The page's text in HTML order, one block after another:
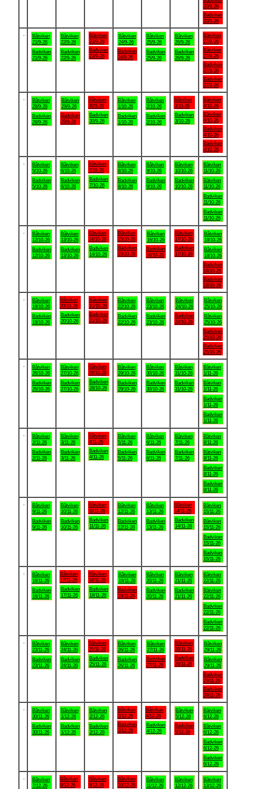
20/9-26
Badviken
20/9-26
Båtviken
21/9-26
Badviken
21/9-26
Båtviken
22/9-26
Badviken
22/9-26
Båtviken
23/9-26
Badviken
23/9-26
Båtviken
24/9-26
Badviken
24/9-26
Båtviken
25/9-26
Badviken
25/9-26
Båtviken
26/9-26
Badviken
26/9-26
Båtviken
27/9-26
Båtviken
27/9-26
Badviken
27/9-26
Badviken
27/9-26
Båtviken
28/9-26
Badviken
28/9-26
Båtviken
29/9-26
Badviken
29/9-26
Båtviken
30/9-26
Badviken
30/9-26
Båtviken
1/10-26
Badviken
1/10-26
Båtviken
2/10-26
Badviken
2/10-26
Båtviken
3/10-26
Badviken
3/10-26
Båtviken
4/10-26
Båtviken
4/10-26
Badviken
4/10-26
Badviken
4/10-26
Båtviken
5/10-26
Badviken
5/10-26
Båtviken
6/10-26
Badviken
6/10-26
Båtviken
7/10-26
Badviken
7/10-26
Båtviken
8/10-26
Badviken
8/10-26
Båtviken
9/10-26
Badviken
9/10-26
Båtviken
10/10-26
Badviken
10/10-26
Båtviken
11/10-26
Båtviken
11/10-26
Badviken
11/10-26
Badviken
11/10-26
Båtviken
12/10-26
Badviken
12/10-26
Båtviken
13/10-26
Badviken
13/10-26
Båtviken
14/10-26
Badviken
14/10-26
Båtviken
15/10-26
Badviken
15/10-26
Båtviken
16/10-26
Badviken
16/10-26
Båtviken
17/10-26
Badviken
17/10-26
Båtviken
18/10-26
Båtviken
18/10-26
Badviken
18/10-26
Badviken
18/10-26
Båtviken
19/10-26
Badviken
19/10-26
Båtviken
20/10-26
Badviken
20/10-26
Båtviken
21/10-26
Badviken
21/10-26
Båtviken
22/10-26
Badviken
22/10-26
Båtviken
23/10-26
Badviken
23/10-26
Båtviken
24/10-26
Badviken
24/10-26
Båtviken
25/10-26
Båtviken
25/10-26
Badviken
25/10-26
Badviken
25/10-26
Båtviken
26/10-26
Badviken
26/10-26
Båtviken
27/10-26
Badviken
27/10-26
Båtviken
28/10-26
Badviken
28/10-26
Båtviken
29/10-26
Badviken
29/10-26
Båtviken
30/10-26
Badviken
30/10-26
Båtviken
31/10-26
Badviken
31/10-26
Båtviken
1/11-26
Båtviken
1/11-26
Badviken
1/11-26
Badviken
1/11-26
Båtviken
2/11-26
Badviken
2/11-26
Båtviken
3/11-26
Badviken
3/11-26
Båtviken
4/11-26
Badviken
4/11-26
Båtviken
5/11-26
Badviken
5/11-26
Båtviken
6/11-26
Badviken
6/11-26
Båtviken
7/11-26
Badviken
7/11-26
Båtviken
8/11-26
Båtviken
8/11-26
Badviken
8/11-26
Badviken
8/11-26
Båtviken
9/11-26
Badviken
9/11-26
Båtviken
10/11-26
Badviken
10/11-26
Båtviken
11/11-26
Badviken
11/11-26
Båtviken
12/11-26
Badviken
12/11-26
Båtviken
13/11-26
Badviken
13/11-26
Båtviken
14/11-26
Badviken
14/11-26
Båtviken
15/11-26
Båtviken
15/11-26
Badviken
15/11-26
Badviken
15/11-26
Båtviken
16/11-26
Badviken
16/11-26
Båtviken
17/11-26
Badviken
17/11-26
Båtviken
18/11-26
Badviken
18/11-26
Båtviken
19/11-26
Badviken
19/11-26
Båtviken
20/11-26
Badviken
20/11-26
Båtviken
21/11-26
Badviken
21/11-26
Båtviken
22/11-26
Båtviken
22/11-26
Badviken
22/11-26
Badviken
22/11-26
Båtviken
23/11-26
Badviken
23/11-26
Båtviken
24/11-26
Badviken
24/11-26
Båtviken
25/11-26
Badviken
25/11-26
Båtviken
26/11-26
Badviken
26/11-26
Båtviken
27/11-26
Badviken
27/11-26
Båtviken
28/11-26
Badviken
28/11-26
Båtviken
29/11-26
Båtviken
29/11-26
Badviken
29/11-26
Badviken
29/11-26
Båtviken
30/11-26
Badviken
30/11-26
Båtviken
1/12-26
Badviken
1/12-26
Båtviken
2/12-26
Badviken
2/12-26
Båtviken
3/12-26
Badviken
3/12-26
Båtviken
4/12-26
Badviken
4/12-26
Båtviken
5/12-26
Badviken
5/12-26
Båtviken
6/12-26
Båtviken
6/12-26
Badviken
6/12-26
Badviken
6/12-26
Båtviken
7/12-26
Båtviken
8/12-26
Båtviken
9/12-26
Båtviken
10/12-26
Båtviken
11/12-26
Båtviken
12/12-26
Båtviken
13/12-26